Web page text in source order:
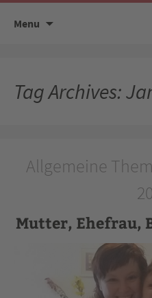
Menu
Tag Archives:
Allgemeine
Mutter, Ehefrau,